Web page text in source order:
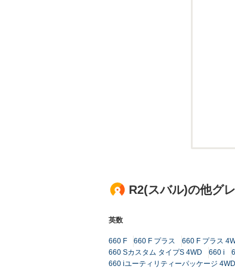
R2(スバル)の他グ
英数
660 F 660 F プラス 660 F プラス
660 Sカスタム タイプS 4WD
660 i
660 iユーティリティーパッケージ 4WD